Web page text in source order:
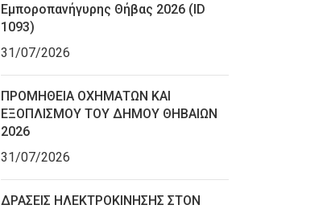
Εμποροπανήγυρης Θήβας 2026 (ID
1093)
31/07/2026
ΠΡΟΜΗΘΕΙΑ ΟΧΗΜΑΤΩΝ ΚΑΙ
ΕΞΟΠΛΙΣΜΟΥ ΤΟΥ ΔΗΜΟΥ ΘΗΒΑΙΩΝ
2026
31/07/2026
ΔΡΑΣΕΙΣ ΗΛΕΚΤΡΟΚΙΝΗΣΗΣ ΣΤΟΝ